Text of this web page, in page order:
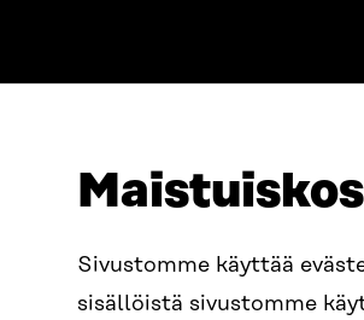
Sivustomme käyttää
sisällöistä sivustomme
Itämerenkatu 11-13, PL
00181 Helsinki